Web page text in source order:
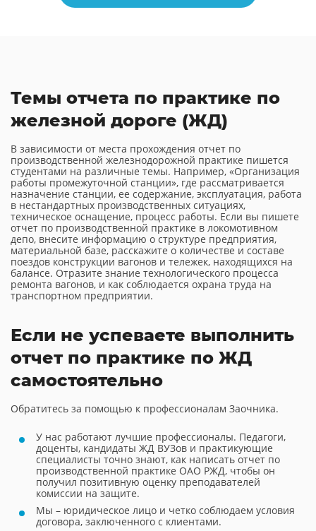
Темы отчета по практике по
железной дороге (ЖД)
В зависимости от места прохождения отчет по
производственной железнодорожной практике пишется
студентами на различные темы. Например, «Организация
работы промежуточной станции», где рассматривается
назначение станции, ее содержание, эксплуатация, работа
в нестандартных производственных ситуациях,
техническое оснащение, процесс работы. Если вы пишете
отчет по производственной практике в локомотивном
депо, внесите информацию о структуре предприятия,
материальной базе, расскажите о количестве и составе
поездов конструкции вагонов и тележек, находящихся на
балансе. Отразите знание технологического процесса
ремонта вагонов, и как соблюдается охрана труда на
транспортном предприятии.
Если не успеваете выполнить
отчет по практике по ЖД
самостоятельно
Обратитесь за помощью к профессионалам Заочника.
У нас работают лучшие профессионалы. Педагоги,
доценты, кандидаты ЖД ВУЗов и практикующие
специалисты точно знают, как написать отчет по
производственной практике ОАО РЖД, чтобы он
получил позитивную оценку преподавателей
комиссии на защите.
Мы – юридическое лицо и четко соблюдаем условия
договора, заключенного с клиентами.